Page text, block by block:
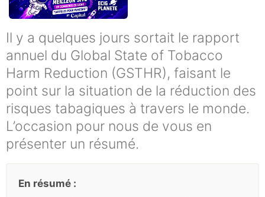
Il y a quelques jours sortait le rapport
annuel du Global State of Tobacco
Harm Reduction (GSTHR), faisant le
point sur la situation de la réduction des
risques tabagiques à travers le monde.
L’occasion pour nous de vous en
présenter un résumé.
En résumé :